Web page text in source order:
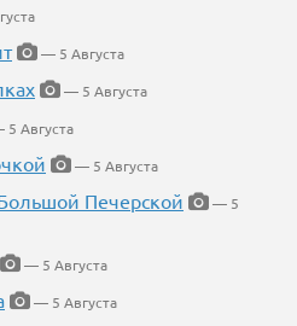
— 5 Августа
— 5 Августа
Августа
— 5 Августа
Печерской
— 5
— 5 Августа
— 5 Августа